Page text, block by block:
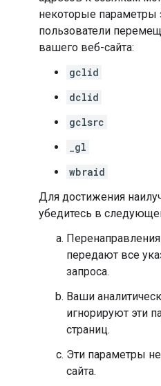
некоторые параметры
пользователи
вашего веб-сайта:
gclid
dclid
gclsrc
_gl
wbraid
Для достижения
убедитесь в
передают все
запроса.
Ваши
игнорируют эти
страниц.
Эти параметры
сайта.